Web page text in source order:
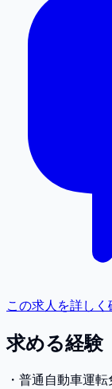
この求人を詳しく
求める経験
・普通自動車運